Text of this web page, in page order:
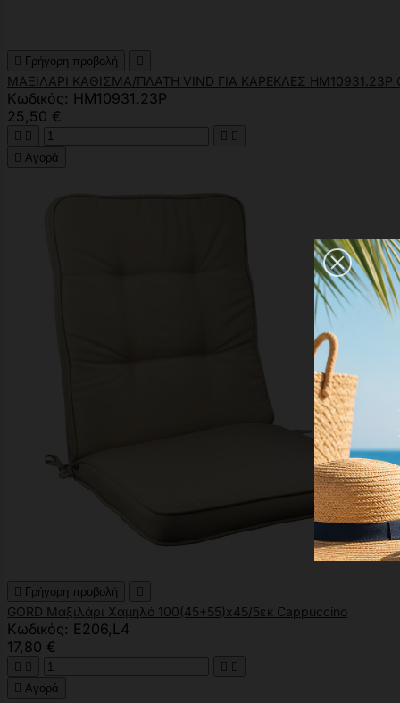
 Γρήγορη προβολή 
ΜΑΞΙΛΑΡΙ ΚΑΘΙΣΜΑ/ΠΛΑΤΗ VIND ΓΙΑ ΚΑΡΕΚΛΕΣ HM10931.23P
Κωδικός: HM10931.23P
25,50 €
   
 Αγορά
 Γρήγορη προβολή 
GORD Μαξιλάρι Χαμηλό 100(45+55)x45/5εκ Cappuccino
Κωδικός: Ε206,L4
17,80 €
   
 Αγορά